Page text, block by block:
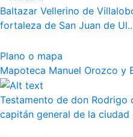
Baltazar Vellerino de
fortaleza de San Juan de
Plano o mapa
Mapoteca Manuel Orozco y
Testamento de don
capitán general de la ciudad